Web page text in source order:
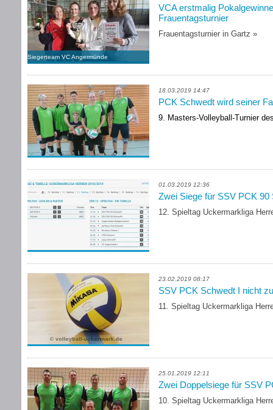
Siegerteam VC Angermünde
VCA erstmalig
Frauentagsturnier
Frauentagsturnier in Gartz »
18.03.2019 14:47
PCK Schwedt wird seiner
9. Masters-Volleyball-Turnier
01.03.2019 12:36
Zwei Siege für SSV PCK 90
12. Spieltag Uckermarkliga
23.02.2019 08:17
SSV PCK Schwedt I nicht
11. Spieltag Uckermarkliga
25.01.2019 12:11
Zwei Doppelsiege für SSV
10. Spieltag Uckermarkliga